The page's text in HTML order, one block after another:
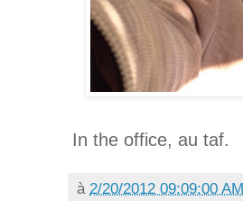
In the office, au taf.
à 2/20/2012 09:09:00 AM